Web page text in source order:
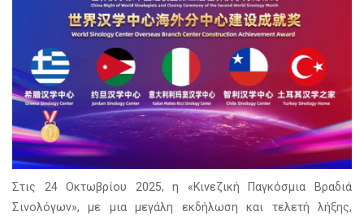
Στις 24 Οκτωβρίου 2025, η «Κινεζική Παγκόσμια Βραδιά
Σινολόγων», με μια μεγάλη εκδήλωση και τελετή λήξης,